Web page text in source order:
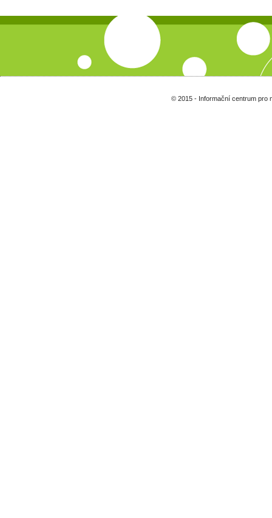
© 2015 - Informační centrum pro